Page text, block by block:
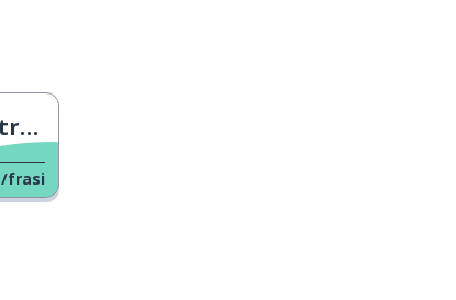
frasi